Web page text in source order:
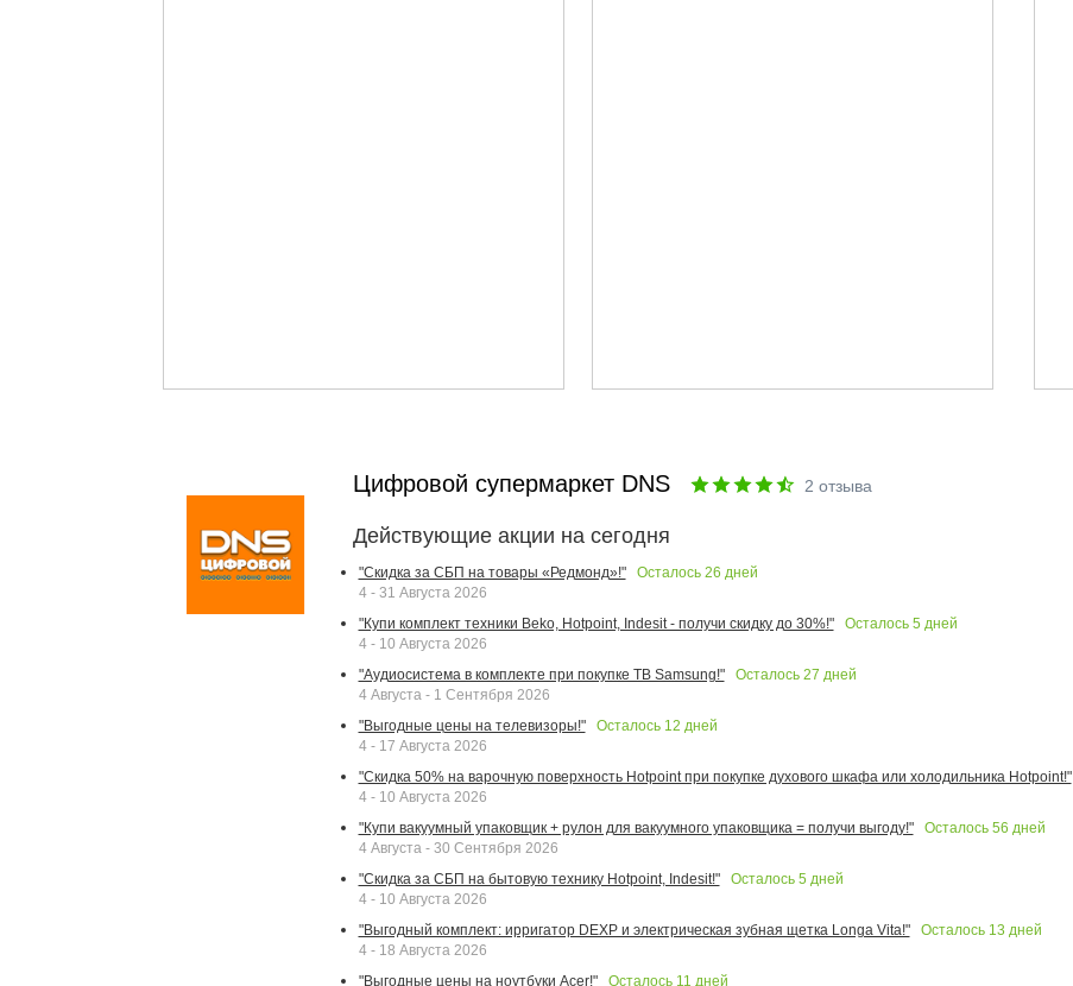
Цифровой супермаркет DNS 2 отзыва
Действующие акции на сегодня
"Скидка за СБП на товары «Редмонд»!" Осталось 26 дней
4 - 31 Августа 2026
"Купи комплект техники Beko, Hotpoint, Indesit - получи скидку до 30%!"
Осталось 5 дней
4 - 10 Августа 2026
"Аудиосистема в комплекте при покупке ТВ Samsung!"
Осталось 27 дней
4 Августа - 1 Сентября 2026
"Выгодные цены на телевизоры!"
Осталось 12 дней
4 - 17 Августа 2026
"Скидка 50% на варочную поверхность Hotpoint при покупке духового шкафа или холодильника Hotpoint!"
4 - 10 Августа 2026
"Купи вакуумный упаковщик + рулон для вакуумного упаковщика = получи выгоду!"
Осталось 56 дней
4 Августа - 30 Сентября 2026
"Скидка за СБП на бытовую технику Hotpoint, Indesit!"
Осталось 5 дней
4 - 10 Августа 2026
"Выгодный комплект: ирригатор DEXP и электрическая зубная щетка Longa Vita!"
Осталось 13 дней
4 - 18 Августа 2026
"Выгодные цены на ноутбуки Acer!"
Осталось 11 дней